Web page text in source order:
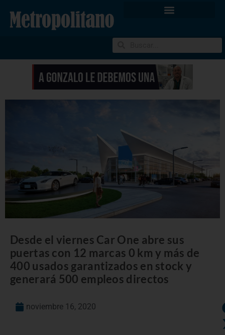
Desde el viernes Car One abre sus
puertas con 12 marcas 0 km y más de
400 usados garantizados en stock y
generará 500 empleos directos
noviembre 16, 2020